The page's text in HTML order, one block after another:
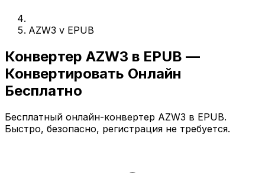
AZW3 v EPUB
Конвертер AZW3 в EPUB —
Конвертировать Онлайн
Бесплатно
Бесплатный онлайн-конвертер AZW3 в EPUB.
Быстро, безопасно, регистрация не требуется.